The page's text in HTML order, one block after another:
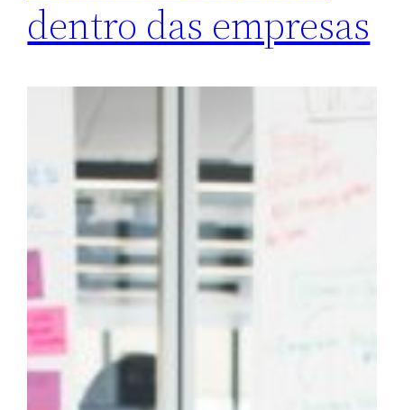
dentro das empresas